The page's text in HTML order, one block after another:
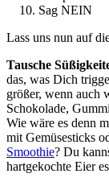
Sag NEIN
Lass uns nun auf
Tausche
das, was Dich
größer, wenn auch
Schokolade,
Wie wäre es denn
mit Gemüsesticks
Smoothie? Du
hartgekochte Eier